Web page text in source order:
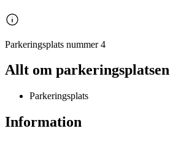
Parkeringsplats nummer 4
Allt om parkeringsplatsen
Parkeringsplats
Information